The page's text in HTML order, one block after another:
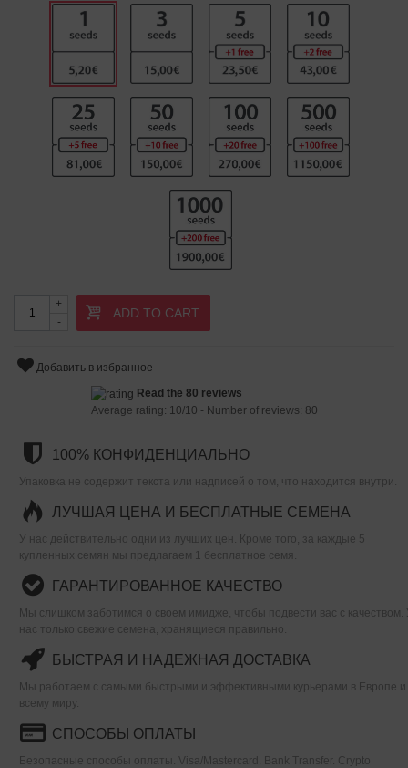
-
+
ADD TO CART
Добавить в избранное
Read the 80 reviews
Average rating: 10/10 - Number of reviews: 80
100% КОНФИДЕНЦИАЛЬНО
Упаковка не содержит текста или надписей о том, что находится внутри.
ЛУЧШАЯ ЦЕНА И БЕСПЛАТНЫЕ СЕМЕНА
У нас действительно одни из лучших цен. Кроме того, за каждые 5
купленных семян мы предлагаем 1 бесплатное семя.
ГАРАНТИРОВАННОЕ КАЧЕСТВО
Мы слишком заботимся о своем имидже, чтобы подвести вас с качеством.
нас только свежие семена, хранящиеся правильно.
БЫСТРАЯ И НАДЕЖНАЯ ДОСТАВКА
Мы работаем с самыми быстрыми и эффективными курьерами в Европе и
всему миру.
СПОСОБЫ ОПЛАТЫ
Безопасные способы оплаты. Visa/Mastercard. Bank Transfer. Crypto